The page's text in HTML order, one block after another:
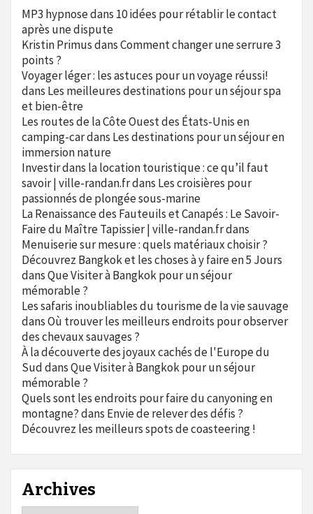
MP3 hypnosedans 10 idées pour rétablir le contact
après une dispute
Kristin PrimusdansComment changer une serrure 3
points ?
Voyager léger : les astuces pour un voyage réussi!
dans Les meilleures destinations pour un séjour spa
et bien-être
Les routes de la Côte Ouest des États-Unis en
camping-cardans Les destinations pour un séjour en
immersion nature
Investir dans la location touristique : ce qu’il faut
savoir | ville-randan.frdans Les croisières pour
passionnés de plongée sous-marine
La Renaissance des Fauteuils et Canapés : Le Savoir-
Faire du Maître Tapissier | ville-randan.frdans
Menuiserie sur mesure : quels matériaux choisir ?
Découvrez Bangkok et les choses à y faire en 5 Jours
dansQue Visiter à Bangkok pour un séjour
mémorable ?
Les safaris inoubliables du tourisme de la vie sauvage
dansOù trouver les meilleurs endroits pour observer
des chevaux sauvages ?
À la découverte des joyaux cachés de l'Europe du
SuddansQue Visiter à Bangkok pour un séjour
mémorable ?
Quels sont les endroits pour faire du canyoning en
montagne?dans Envie de relever des défis ?
Découvrez les meilleurs spots de coasteering !
Archives